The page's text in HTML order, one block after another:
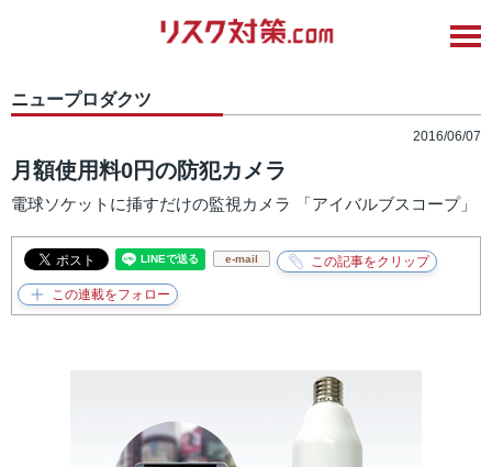
ニュープロダクツ
2016/06/07
月額使用料0円の防犯カメラ
電球ソケットに挿すだけの監視カメラ 「アイバルブスコープ」
e-mail